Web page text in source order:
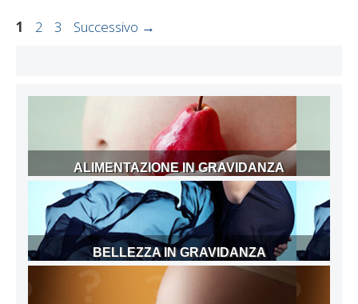
Pagina
1 Pagina
2 Pagina
3 Successivo →
ALIMENTAZIONE IN GRAVIDANZA
BELLEZZA IN GRAVIDANZA